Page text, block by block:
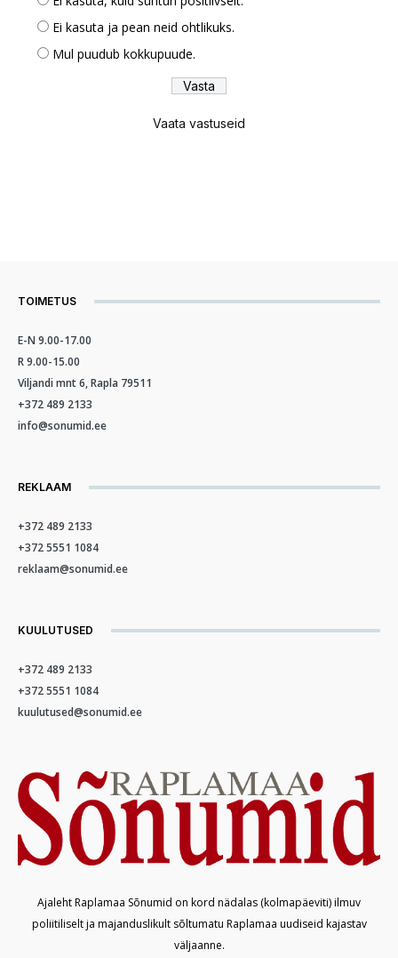
Ei kasuta ja pean neid ohtlikuks.
Mul puudub kokkupuude.
Vaata vastuseid
TOIMETUS
E-N 9.00-17.00
R 9.00-15.00
Viljandi mnt 6, Rapla 79511
+372 489 2133
info@sonumid.ee
REKLAAM
+372 489 2133
+372 5551 1084
reklaam@sonumid.ee
KUULUTUSED
+372 489 2133
+372 5551 1084
kuulutused@sonumid.ee
Ajaleht Raplamaa Sõnumid on kord nädalas (kolmapäeviti) ilmuv
poliitiliselt ja majanduslikult sõltumatu Raplamaa uudiseid kajastav
väljaanne.